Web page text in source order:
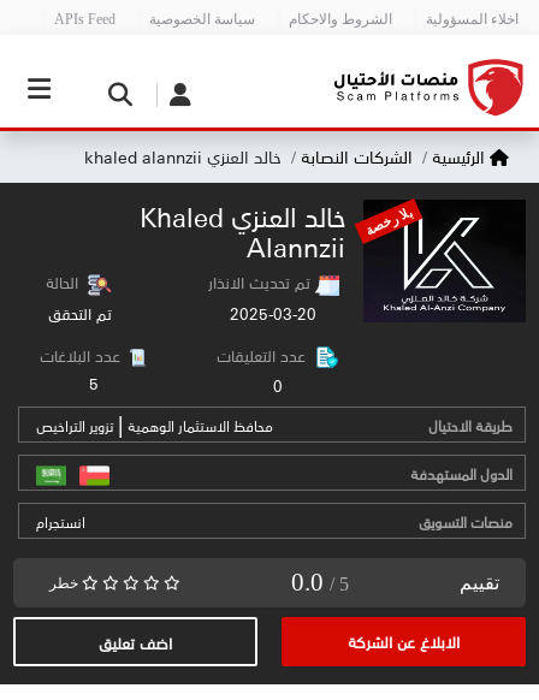
اخلاء المسؤولية الشروط والاحكام سياسة الخصوصية APIs Feed
الرئيسية الشركات النصابة خالد العنزي khaled alannzii
بلا رخصة خالد العنزي Khaled
Alannzii
تم تحديث الانذار
2025-03-20
الحالة
تم التحقق
عدد التعليقات
0
عدد البلاغات
5
طريقة الاحتيال محافظ الاستثمار الوهمية | تزوير التراخيص
الدول المستهدفة
منصات التسويق
انستجرام
تقييم 0.0 / 5 خطر
الابلاغ عن الشركة اضف تعليق